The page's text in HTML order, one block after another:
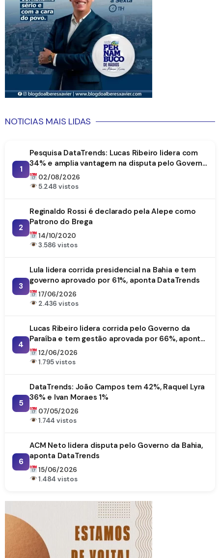
NOTICIAS MAIS LIDAS
1
Pesquisa DataTrends: Lucas Ribeiro lidera com
34% e amplia vantagem na disputa pelo Governo
da Paraíba
02/08/2026
5.248 vistos
2
Reginaldo Rossi é declarado pela Alepe como
Patrono do Brega
14/10/2020
3.586 vistos
3
Lula lidera corrida presidencial na Bahia e tem
governo aprovado por 61%, aponta DataTrends
17/06/2026
2.436 vistos
4
Lucas Ribeiro lidera corrida pelo Governo da
Paraíba e tem gestão aprovada por 66%, aponta
DataTrends
12/06/2026
1.795 vistos
5
DataTrends: João Campos tem 42%, Raquel Lyra
36% e Ivan Moraes 1%
07/05/2026
1.744 vistos
6
ACM Neto lidera disputa pelo Governo da Bahia,
aponta DataTrends
15/06/2026
1.484 vistos